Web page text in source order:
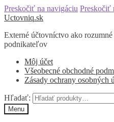
Preskočiť na navigáciu Preskočiť
Uctovniq.sk
Externé účtovníctvo ako
podnikateľov
Môj účet
Všeobecné obchodné
Zásady ochrany osobných
Hľadať:
Menu